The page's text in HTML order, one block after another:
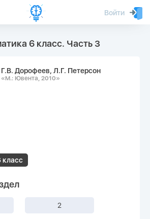
Войти
6 класс. Часть 3
Г.В. Дорофеев, Л.Г. Петерсон
«М.: Ювента, 2010»
класс
2